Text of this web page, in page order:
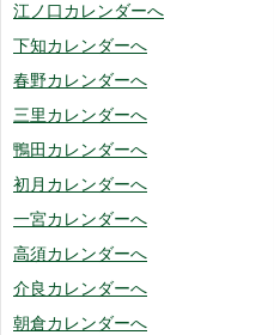
江ノ口カレンダーへ
下知カレンダーへ
春野カレンダーへ
三里カレンダーへ
鴨田カレンダーへ
初月カレンダーへ
一宮カレンダーへ
高須カレンダーへ
介良カレンダーへ
朝倉カレンダーへ